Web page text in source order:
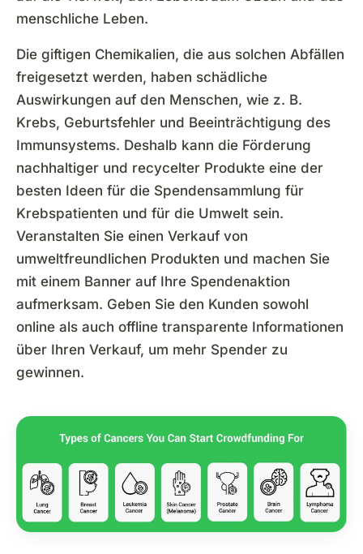
menschliche Leben.
Die giftigen Chemikalien, die aus solchen Abfällen
freigesetzt werden, haben schädliche
Auswirkungen auf den Menschen, wie z. B.
Krebs, Geburtsfehler und Beeinträchtigung des
Immunsystems. Deshalb kann die Förderung
nachhaltiger und recycelter Produkte eine der
besten Ideen für die Spendensammlung für
Krebspatienten und für die Umwelt sein.
Veranstalten Sie einen Verkauf von
umweltfreundlichen Produkten und machen Sie
mit einem Banner auf Ihre Spendenaktion
aufmerksam. Geben Sie den Kunden sowohl
online als auch offline transparente Informationen
über Ihren Verkauf, um mehr Spender zu
gewinnen.